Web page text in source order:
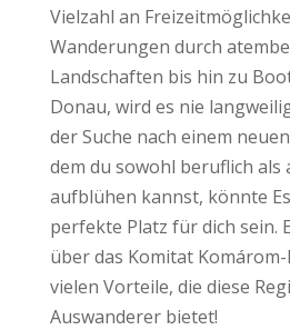
Vielzahl an
Wanderungen durch
Landschaften bis hin zu
Donau, wird es nie
der Suche nach einem
dem du sowohl beruflich als
aufblühen kannst, könnte
perfekte Platz für dich sein.
über das Komitat
vielen Vorteile, die diese
Auswanderer bietet!